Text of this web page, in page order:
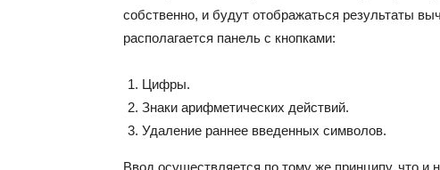
собственно, и будут отображаться результаты
располагается панель с кнопками:
Цифры.
Знаки арифметических действий.
Удаление раннее введенных символов.
Ввод осуществляется по тому же принципу, что и